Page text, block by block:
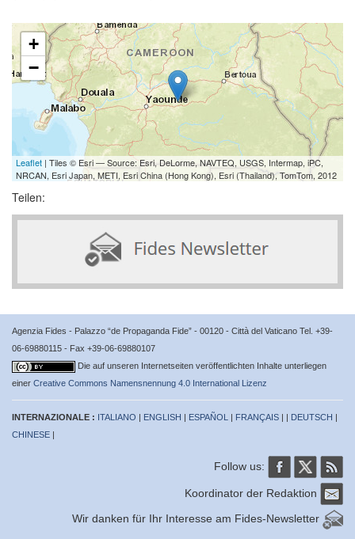
+
−
Leaflet | Tiles © Esri — Source: Esri, DeLorme, NAVTEQ, USGS, Intermap, iPC,
NRCAN, Esri Japan, METI, Esri China (Hong Kong), Esri (Thailand), TomTom, 2012
Teilen:
Agenzia Fides - Palazzo “de Propaganda Fide” - 00120 - Città del Vaticano Tel. +39-
06-69880115 - Fax +39-06-69880107
Die auf unseren Internetseiten veröffentlichten Inhalte unterliegen
einer Creative Commons Namensnennung 4.0 International Lizenz
INTERNAZIONALE : ITALIANO | ENGLISH | ESPAÑOL | FRANÇAIS | | DEUTSCH |
CHINESE |
Follow us:
Koordinator der Redaktion
Wir danken für Ihr Interesse am Fides-Newsletter